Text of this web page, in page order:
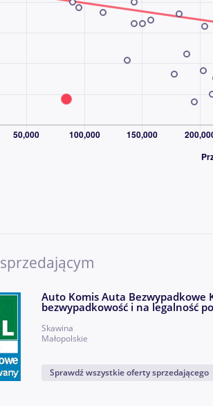
Auto Komis Auta Bezwypadkowe
bezwypadkowość i na legalność
Skawina
Małopolskie
Sprawdź wszystkie oferty sprzedającego